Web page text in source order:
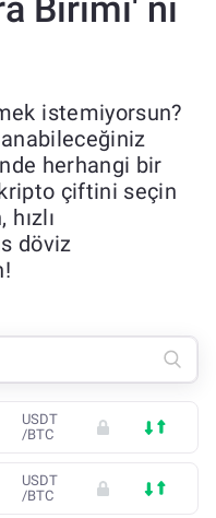
Birimi' ni
istemiyorsun?
herhangi bir
çiftini seçin
döviz
USDT
/BTC
USDT
/BTC